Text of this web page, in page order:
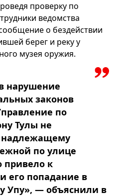
проверку по
ведомства
о бездействии
берег и реку у
музея оружия.
нарушение
законов
по
Тулы не
по улице
привело к
его попадание в
Упу», — объяснили в